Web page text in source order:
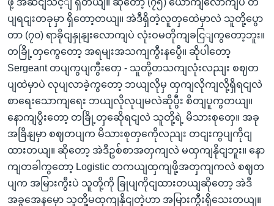
ပျရငျးတခုမှာ ရှိတော့တယျ။ အဲဒီရှိတဲ့လူတှထေဲမှာလဲ သူတို့ပွော
တာ (၇၀) ရာခိုငျနှုနျးလောကျပဲ လုံးဝမတိုကျခငြျကွတော့ဘူး။
တခြို့တှကွေတော့ အရမျးအသကျကွီးနပွေီ။ ဆိုပါတော့
Sergeant တပျကွပျကွီးတှေ - သူတို့တသကျလုံးလညျး စဈတ
ပျထဲမှာပဲ လုပျလာခဲ့ကွတော့ ဘယျလိုမှ ထှကျလိုကျလို့ရှိရငျလဲ
စာရေးသောကျရေး ဘယျလိုလုပျမလဲဆိုပွီး စိတျပူကွတယျ။
နောကျပွီးတော့ တခြို့တှဆေိုရငျလဲ သူတို့ရဲ့ မိသားစုတှေ။ အခု
အခြိနျမှာ စဈတပျက မိသားစုတှကေိုလညျး တငျးကွပျကိုငျ
ထားတယျ။ ဆိုတော့ အဲဒီဥစ်စာအတှကျလဲ မထှကျနိုငျဘူး။ နော
ကျတခါကွတော့ Logistic တကယျထှကျဖို့အတှကျကလဲ စဈတ
ပျက အမြားကွီးပဲ သူတို့ကို ခြုပျကိုငျထားတယျဆိုတော့ အဲဒီ
အခွအေနမှော သူတို့မထှကျနိုငျတဲ့ဟာ အမြားကွီးရှိသေးတယျ။